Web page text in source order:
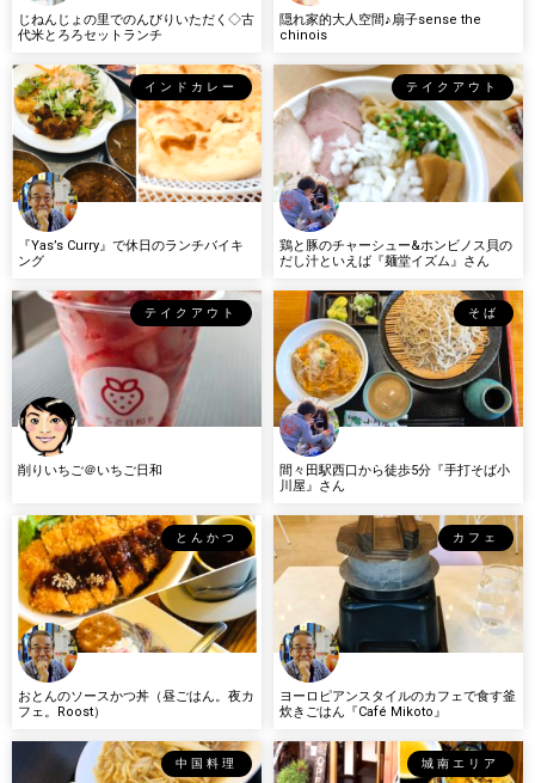
じねんじょの里でのんびりいただく◇古
代米とろろセットランチ
隠れ家的大人空間♪扇子sense the
chinois
インドカレー
『Yas’s Curry』で休日のランチバイキ
ング
テイクアウト
鶏と豚のチャーシュー&ホンビノス貝の
だし汁といえば『麺堂イズム』さん
テイクアウト
削りいちご＠いちご日和
そば
間々田駅西口から徒歩5分『手打そば小
川屋』さん
とんかつ
おとんのソースかつ丼（昼ごはん。夜カ
フェ。Roost）
カフェ
ヨーロピアンスタイルのカフェで食す釜
炊きごはん『Café Mikoto』
中国料理 城南エリア